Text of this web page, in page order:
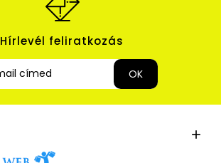
Hírlevél feliratkozás
